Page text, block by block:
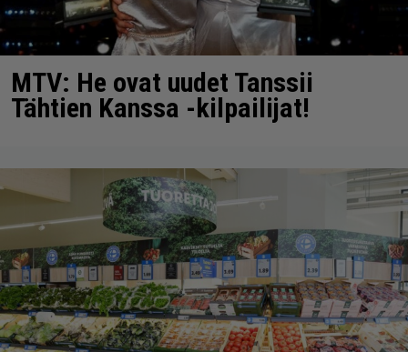
MTV: He ovat uudet Tanssii
Tähtien Kanssa -kilpailijat!